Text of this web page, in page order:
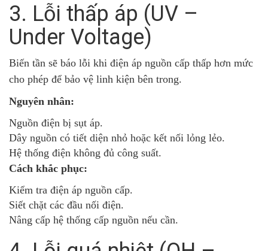
3. Lỗi thấp áp (UV –
Under Voltage)
Biến tần sẽ báo lỗi khi điện áp nguồn cấp thấp hơn mức
cho phép để bảo vệ linh kiện bên trong.
Nguyên nhân:
Nguồn điện bị sụt áp.
Dây nguồn có tiết diện nhỏ hoặc kết nối lỏng lẻo.
Hệ thống điện không đủ công suất.
Cách khắc phục:
Kiểm tra điện áp nguồn cấp.
Siết chặt các đầu nối điện.
Nâng cấp hệ thống cấp nguồn nếu cần.